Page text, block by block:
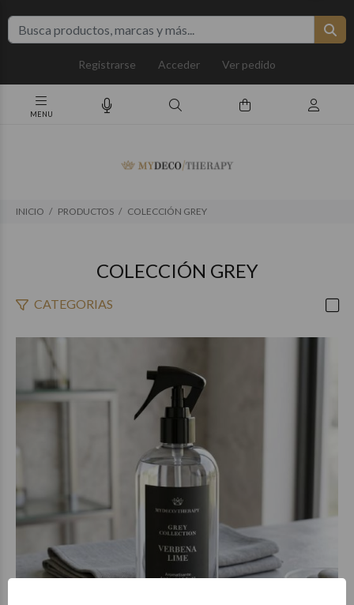
Registrarse Acceder Ver pedido
INICIO PRODUCTOS COLECCIÓN GREY
COLECCIÓN GREY
CATEGORIAS
$31.850